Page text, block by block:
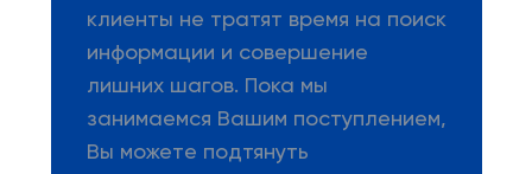
клиенты не тратят время на поиск
информации и совершение
лишних шагов. Пока мы
занимаемся Вашим поступлением,
Вы можете подтянуть